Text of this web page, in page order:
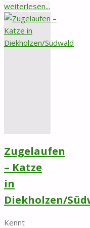
weiterlesen...
–
Kater
Zugelaufen
– Katze
in
Diekholzen/
Kennt